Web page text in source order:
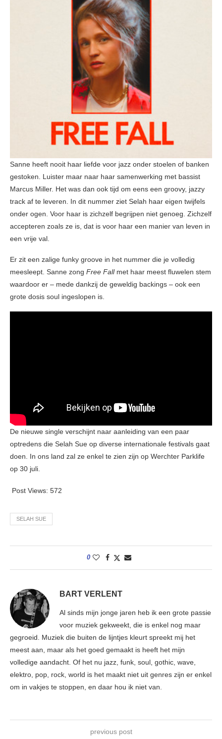
Sanne heeft nooit haar liefde voor jazz onder stoelen of banken
gestoken. Luister maar naar haar samenwerking met bassist
Marcus Miller. Het was dan ook tijd om eens een groovy, jazzy
track af te leveren. In dit nummer ziet Selah haar eigen twijfels
onder ogen. Voor haar is zichzelf begrijpen niet genoeg. Zichzelf
accepteren zoals ze is, dat is voor haar een manier van leven in
een vrije val.
Er zit een zalige funky groove in het nummer die je volledig
meesleept. Sanne zong Free Fallmet haar meest fluwelen stem
waardoor er – mede dankzij de geweldig backings – ook een
grote dosis soul ingeslopen is.
De nieuwe single verschijnt naar aanleiding van een paar
optredens die Selah Sue op diverse internationale festivals gaat
doen. In ons land zal ze enkel te zien zijn op Werchter Parklife
op 30 juli.
Post Views: 572
SELAH SUE
0
BART VERLENT
Al sinds mijn jonge jaren heb ik een grote passie
voor muziek gekweekt, die is enkel nog maar
gegroeid. Muziek die buiten de lijntjes kleurt spreekt mij het
meest aan, maar als het goed gemaakt is heeft het mijn
volledige aandacht. Of het nu jazz, funk, soul, gothic, wave,
elektro, pop, rock, world is het maakt niet uit genres zijn er enkel
om in vakjes te stoppen, en daar hou ik niet van.
previous post